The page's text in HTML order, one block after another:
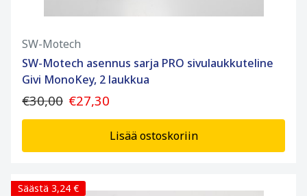
SW-Motech
SW-Motech asennus sarja PRO sivulaukkuteline
Givi MonoKey, 2 laukkua
€30,00 €27,30
Lisää ostoskoriin
Säästä 3,24 €